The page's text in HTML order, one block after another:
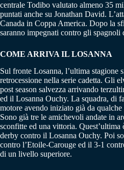
centrale Todibo valutato almeno 35
puntati anche su Jonathan David.
Canada in Coppa America. Dopo la
saranno impegnati contro gli spagnoli
COME ARRIVA IL LOSANNA
Sul fronte Losanna, l’ultima stagione
retrocessione nella serie cadetta. Gli
post season salvezza arrivando
ed il Losanna Ouchy. La squadra, di
motore avendo iniziato già da
Sono già tre le amichevoli andate in
sconfitte ed una vittoria.
derby contro il Losanna Ouchy. Poi
contro l’Etoile-Carouge ed il 3-1
di un livello superiore.